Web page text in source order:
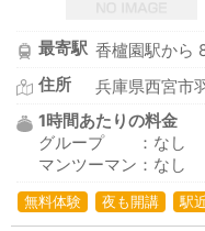
最寄駅 香櫨園駅から
住所
兵庫県西宮市
1時間あたりの料金
グループ ：なし
マンツーマン：なし
無料体験 夜も開講 駅